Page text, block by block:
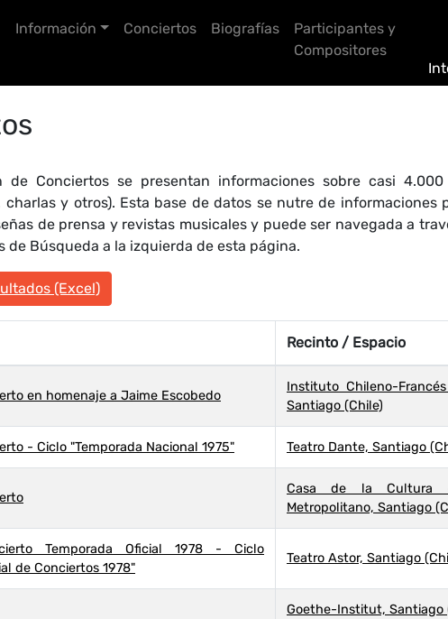
Información Conciertos Biografías
Participantes y
Compositores
de Conciertos se presentan informaciones sobre casi
charlas y otros). Esta base de datos se nutre de informaciones
de prensa y revistas musicales y puede ser navegada a
de Búsqueda a la izquierda de esta página.
(Excel)
Recinto / Espacio
en homenaje a Jaime Escobedo
Instituto Chileno-
Santiago (Chile)
- Ciclo "Temporada Nacional 1975" Teatro Dante, Santiago
Casa de la Cultura
Metropolitano, Santiago
Temporada Oficial 1978 - Ciclo
de Conciertos 1978"
Teatro Astor, Santiago
Goethe-Institut, Santiago